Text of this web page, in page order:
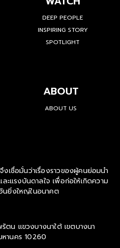
WATCH
DEEP PEOPLE
INSPIRING STORY
ABOUT
เชื่อมั่นว่าเรื่องราวของผู้คนย่อมนำ
ะแรงบันดาลใจ เพื่อก่อให้เกิดความ
น แขวงบางนาใต้ เขตบางนา